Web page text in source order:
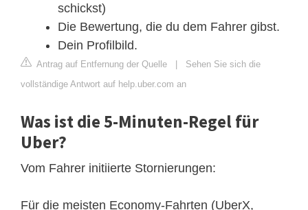
schickst)
Die Bewertung, die du dem Fahrer gibst.
Dein Profilbild.
Antrag auf Entfernung der Quelle | Sehen Sie sich die
vollständige Antwort auf help.uber.com an
Was ist die 5-Minuten-Regel für
Uber?
Vom Fahrer initiierte Stornierungen:
Für die meisten Economy-Fahrten (UberX,